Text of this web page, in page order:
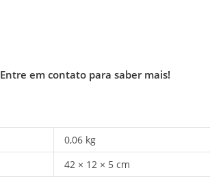
Entre em contato para saber mais!
0,06 kg
42 × 12 × 5 cm